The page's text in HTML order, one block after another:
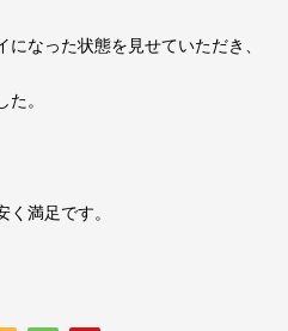
なった状態を見せていただき、
。
満足です。